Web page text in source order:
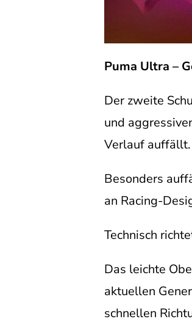
Puma Ultra –
Der zweite
und
Verlauf auffällt.
Besonders
an Racing-
Technisch
Das leichte
aktuellen
schnellen